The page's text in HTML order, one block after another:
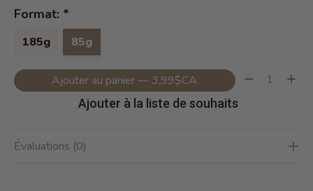
Format: *
185g 85g
Ajouter au panier — 3,99$CA Quantité:
Ajouter à la liste de souhaits
Évaluations (0)